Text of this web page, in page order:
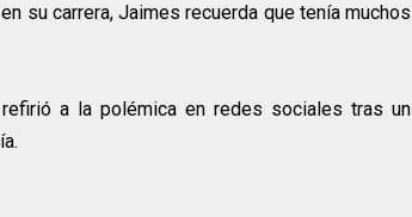
su carrera, Jaimes recuerda que tenía muchos
a la polémica en redes sociales tras un